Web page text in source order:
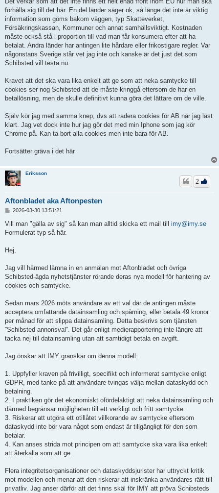
förhålla sig till det här. En del länder säger ok, så länge det inte är viktig
information som göms bakom väggen, typ Skatteverket,
Försäkringskassan, Kommuner och annat samhällsviktigt. Kostnaden
måste också stå i proportion till vad man får konsumera efter att ha
betalat. Andra länder har antingen lite hårdare eller frikostigare regler. Var
någonstans Sverige står vet jag inte och kanske är det just det som
Schibsted vill testa nu.
Kravet att det ska vara lika enkelt att ge som att neka samtycke till
cookies ser nog Schibsted att de måste kringgå eftersom de har en
betallösning, men de skulle definitivt kunna göra det lättare om de ville.
Själv kör jag med samma knep, dvs att radera cookies för AB när jag läst
klart. Jag vet dock inte hur jag gör det med min Iphone som jag kör
Chrome på. Kan ta bort alla cookies men inte bara för AB.
Fortsätter gräva i det här
Eriksson
Aftonbladet aka Aftonpesten
2
l
g
2026-03-30 13:51:21
Vill man "gälla av sig" så kan man alltid skicka ett mail till imy@imy.se
Formulerat typ så här.
Hej,
Jag vill härmed lämna in en anmälan mot Aftonbladet och övriga
Schibsted-ägda nyhetstjänster rörande deras nya modell för hantering av
cookies och samtycke.
Sedan mars 2026 möts användare av ett val där de antingen måste
acceptera omfattande datainsamling och spårning, eller betala 49 kronor
per månad för att slippa datainsamling. Detta beskrivs som tjänsten
”Schibsted annonsval”. Det går enligt medierapportering inte längre att
tacka nej till datainsamling utan att samtidigt betala en avgift.
Jag önskar att IMY granskar om denna modell:
1. Uppfyller kraven på frivilligt, specifikt och informerat samtycke enligt
GDPR, med tanke på att användare tvingas välja mellan dataskydd och
betalning.
2. I praktiken gör det ekonomiskt ofördelaktigt att neka datainsamling och
därmed begränsar möjligheten till ett verkligt och fritt samtycke.
3. Riskerar att utgöra ett otillåtet villkorande av samtycke eftersom
dataskydd inte bör vara något som endast är tillgängligt för den som
betalar.
4. Kan anses strida mot principen om att samtycke ska vara lika enkelt
att återkalla som att ge.
Flera integritetsorganisationer och dataskyddsjurister har uttryckt kritik
mot modellen och menar att den riskerar att inskränka användares rätt till
privatliv. Jag anser därför att det finns skäl för IMY att pröva Schibsteds